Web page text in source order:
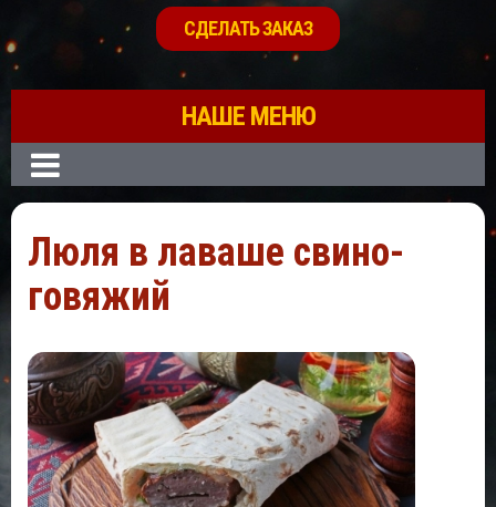
СДЕЛАТЬ ЗАКАЗ
НАШЕ МЕНЮ
Люля в лаваше свино-
говяжий